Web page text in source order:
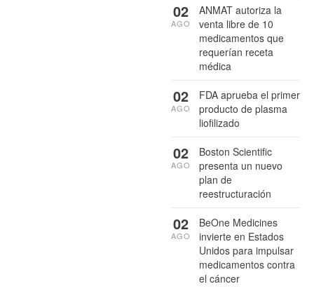
ANMAT autoriza la
venta libre de 10
medicamentos que
requerían receta
médica
02
AGO
FDA aprueba el primer
producto de plasma
liofilizado
02
AGO
Boston Scientific
presenta un nuevo
plan de
reestructuración
02
AGO
BeOne Medicines
invierte en Estados
Unidos para impulsar
medicamentos contra
el cáncer
02
AGO